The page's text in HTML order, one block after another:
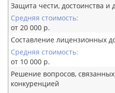
бренда, чтобы
ситуаций в будущем.
Проследите за тем,
маркетинговые
товарные знаки и
проверены на
нарушений.
Защита чести, достоинства и
от 20 000 р.
Составление лицензионных
от 10 000 р.
Решение вопросов,
конкуренцией